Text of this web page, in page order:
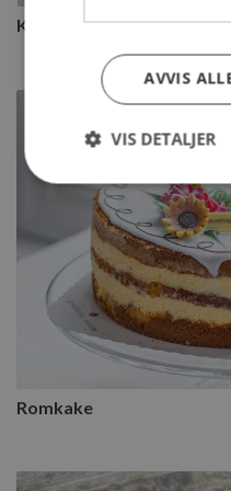
Karamelia
Romkake
AVVIS
VIS DETALJER
Strengt nødvendig
Strengt nødvendige
kjernefunksjoner på
brukerinnlogging og
Nettstedet kan ikke
nødvendige